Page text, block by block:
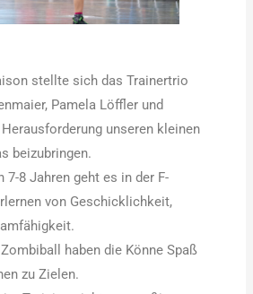
stellte sich das Trainertrio
Pamela Löffler und
unseren kleinen
beizubringen.
7-8 Jahren geht es in der F-
von Geschicklichkeit,
haben die Könne Spaß
zu Zielen.